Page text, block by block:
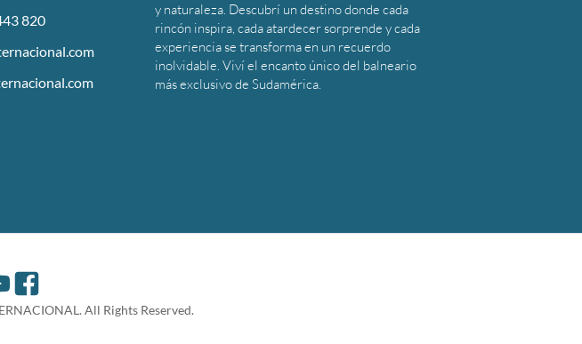
820
y naturaleza. Descubrí un destino donde cada
rincón inspira, cada atardecer sorprende y cada
experiencia se transforma en un recuerdo
inolvidable. Viví el encanto único del balneario
más exclusivo de Sudamérica.
All Rights Reserved.